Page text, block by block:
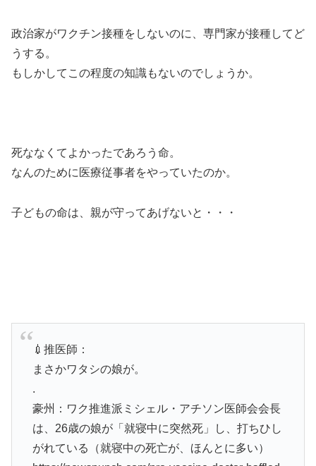
政治家がワクチン接種をしないのに、専門家が接種してど
うする。
もしかしてこの程度の知識もないのでしょうか。
死ななくてよかったであろう命。
なんのために医療従事者をやっていたのか。
子どもの命は、親が守ってあげないと・・・
💉推医師：
まさかワタシの娘が。
.
豪州：ワク推進派ミシェル・アチソン医師会会長
は、26歳の娘が「就寝中に突然死」し、打ちひし
がれている（就寝中の死亡が、ほんとに多い）